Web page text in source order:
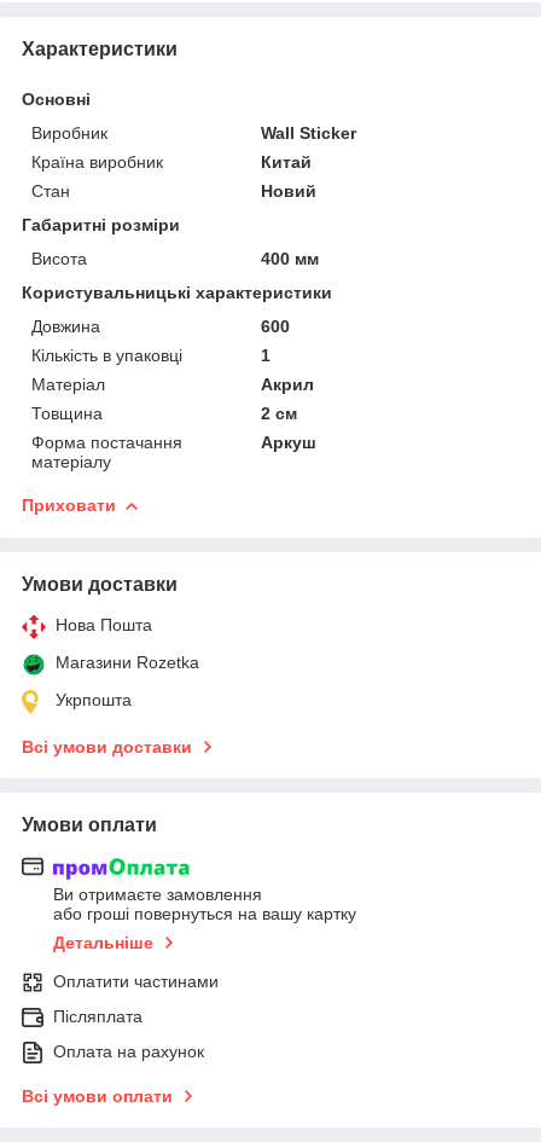
Характеристики
Основні
Виробник
Wall Sticker
Країна виробник
Китай
Стан
Новий
Габаритні розміри
Висота
400 мм
Користувальницькі характеристики
Довжина
600
Кількість в упаковці
1
Матеріал
Акрил
Товщина
2 см
Форма постачання
матеріалу
Аркуш
Приховати
Умови доставки
Нова Пошта
Магазини Rozetka
Укрпошта
Всі умови доставки
Умови оплати
Ви отримаєте замовлення
або гроші повернуться на вашу картку
Детальніше
Оплатити частинами
Післяплата
Оплата на рахунок
Всі умови оплати